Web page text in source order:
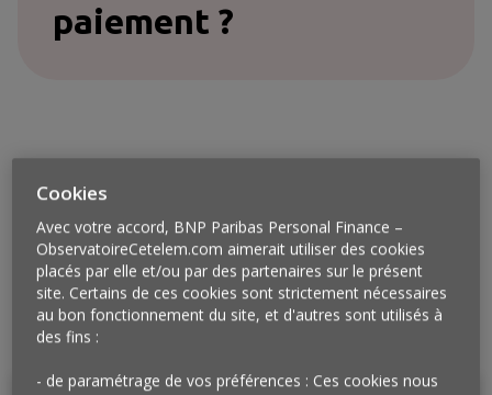
paiement ?
Ressources à télécharger
Rapport de l'enquête 2/3
Infographie 2/3 : Nouveaux modes de paiement
dématérialisés
Cookies
Avec votre accord, BNP Paribas Personal Finance –
ObservatoireCetelem.com aimerait utiliser des cookies
placés par elle et/ou par des partenaires sur le présent
site. Certains de ces cookies sont strictement nécessaires
au bon fonctionnement du site, et d'autres sont utilisés à
des fins :
- de paramétrage de vos préférences : Ces cookies nous